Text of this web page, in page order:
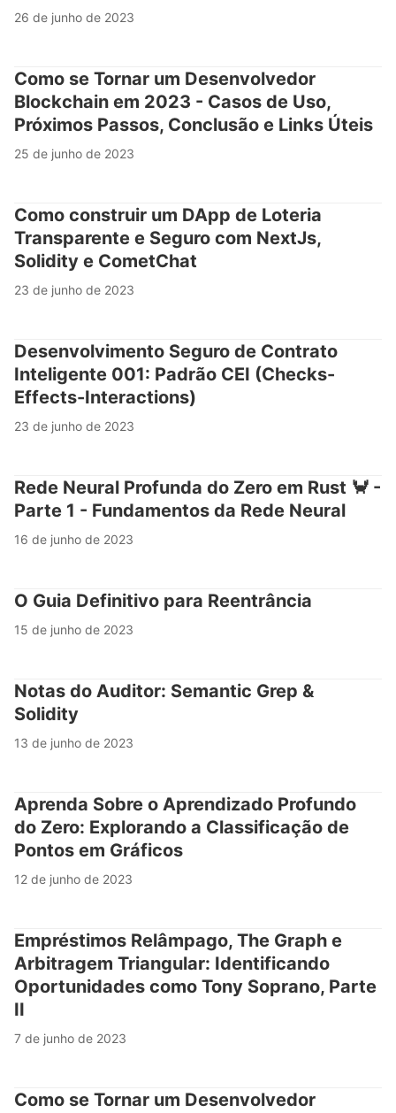
26 de junho de 2023
Como se Tornar um Desenvolvedor
Blockchain em 2023 - Casos de Uso,
Próximos Passos, Conclusão e Links Úteis
25 de junho de 2023
Como construir um DApp de Loteria
Transparente e Seguro com NextJs,
Solidity e CometChat
23 de junho de 2023
Desenvolvimento Seguro de Contrato
Inteligente 001: Padrão CEI (Checks-
Effects-Interactions)
23 de junho de 2023
Rede Neural Profunda do Zero em Rust 🦀 -
Parte 1 - Fundamentos da Rede Neural
16 de junho de 2023
O Guia Definitivo para Reentrância
15 de junho de 2023
Notas do Auditor: Semantic Grep &
Solidity
13 de junho de 2023
Aprenda Sobre o Aprendizado Profundo
do Zero: Explorando a Classificação de
Pontos em Gráficos
12 de junho de 2023
Empréstimos Relâmpago, The Graph e
Arbitragem Triangular: Identificando
Oportunidades como Tony Soprano, Parte
II
7 de junho de 2023
Como se Tornar um Desenvolvedor